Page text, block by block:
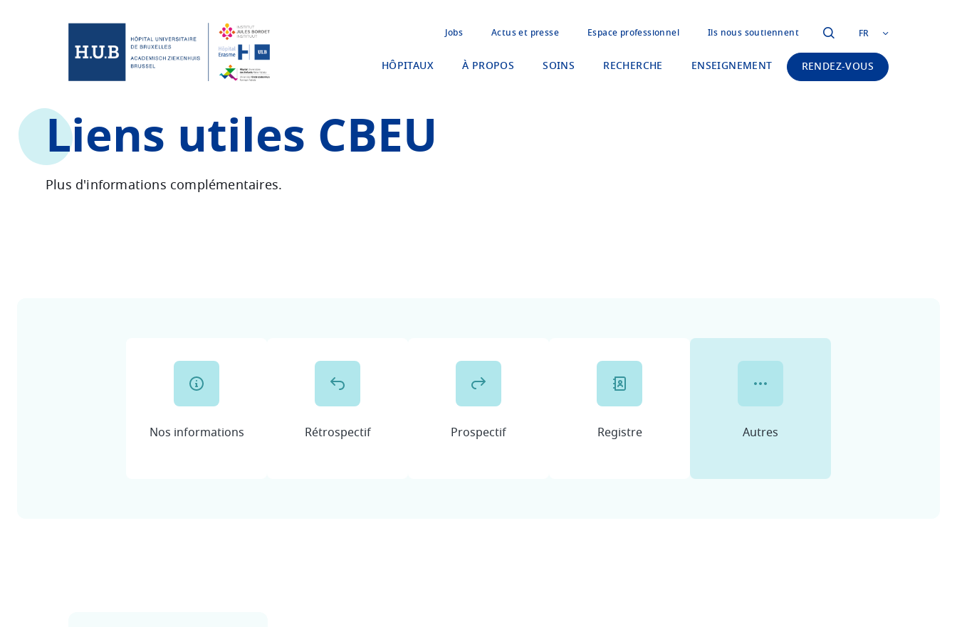
Jobs Actus et presse Espace professionnel Ils nous soutiennent FR
HÔPITAUX À PROPOS SOINS RECHERCHE ENSEIGNEMENT RENDEZ-VOUS
Liens utiles CBEU
Plus d'informations complémentaires.
Nos informations Rétrospectif Prospectif Registre Autres